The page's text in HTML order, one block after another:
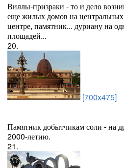
Виллы-призраки - то и дело
еще жилых домов на
центре, памятник... дуриану на
площадей...
20.
[700x475]
Памятник добытчикам соли - на
2000-летию.
21.